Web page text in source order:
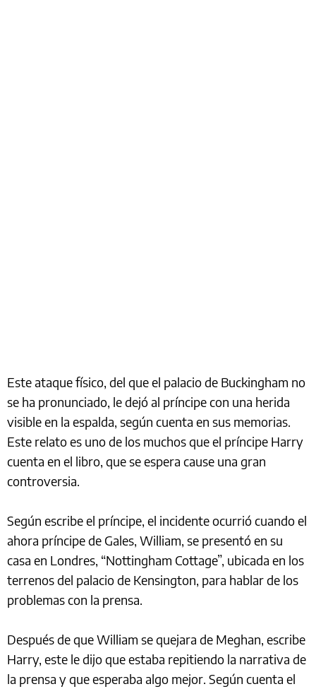
Este ataque físico, del que el palacio de Buckingham no
se ha pronunciado, le dejó al príncipe con una herida
visible en la espalda, según cuenta en sus memorias.
Este relato es uno de los muchos que el príncipe Harry
cuenta en el libro, que se espera cause una gran
controversia.
Según escribe el príncipe, el incidente ocurrió cuando el
ahora príncipe de Gales, William, se presentó en su
casa en Londres, “Nottingham Cottage”, ubicada en los
terrenos del palacio de Kensington, para hablar de los
problemas con la prensa.
Después de que William se quejara de Meghan, escribe
Harry, este le dijo que estaba repitiendo la narrativa de
la prensa y que esperaba algo mejor. Según cuenta el